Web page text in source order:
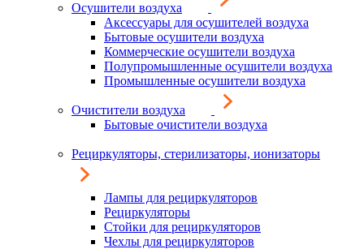
Осушители воздуха
Аксессуары для осушителей воздуха
Бытовые осушители воздуха
Коммерческие осушители воздуха
Полупромышленные осушители воздуха
Промышленные осушители воздуха
Очистители воздуха
Бытовые очистители воздуха
Рециркуляторы, стерилизаторы, ионизаторы
Лампы для рециркуляторов
Рециркуляторы
Стойки для рециркуляторов
Чехлы для рециркуляторов